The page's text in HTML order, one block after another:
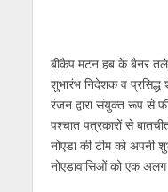
बीकैप मटन हब के बैनर
शुभारंभ निदेशक व
रंजन द्वारा संयुक्त रूप से
पश्चात पत्रकारों से
नोएडा की टीम को अपनी
नोएडावासिओं को एक